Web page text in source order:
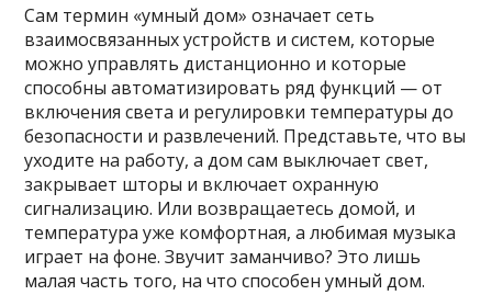
Сам термин «умный дом» означает сеть
взаимосвязанных устройств и систем, которые
можно управлять дистанционно и которые
способны автоматизировать ряд функций — от
включения света и регулировки температуры до
безопасности и развлечений. Представьте, что вы
уходите на работу, а дом сам выключает свет,
закрывает шторы и включает охранную
сигнализацию. Или возвращаетесь домой, и
температура уже комфортная, а любимая музыка
играет на фоне. Звучит заманчиво? Это лишь
малая часть того, на что способен умный дом.